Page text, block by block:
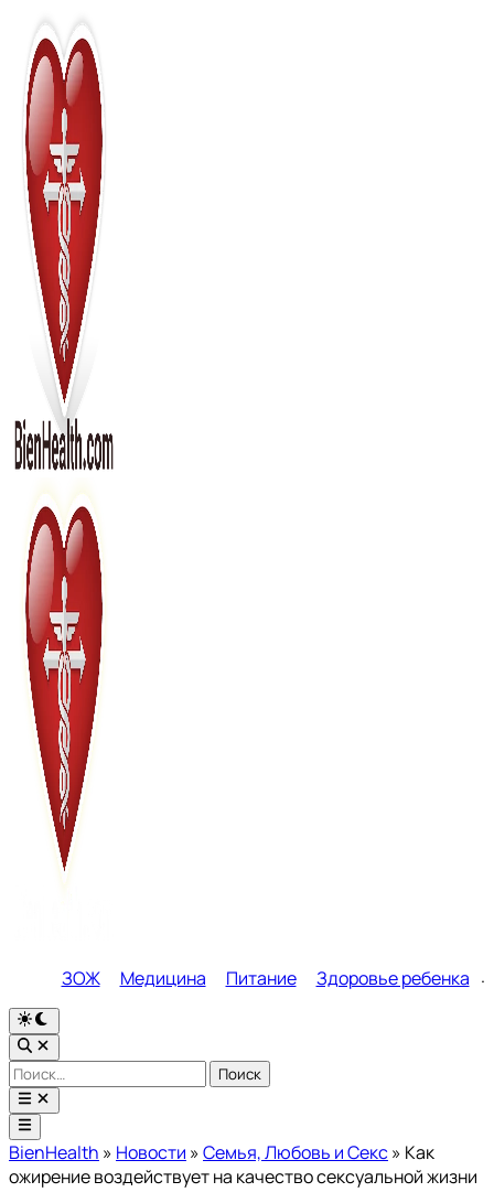
Перейти
содержимому
ЗОЖ Медицина Питание Здоровье ребенка
Переключить
на
тёмный
режим
Открыть
поиск
Найти:
Открыть
меню
Главное
меню
BienHealth » Новости »Семья, Любовь и Секс» Как
ожирение воздействует на качество сексуальной жизни